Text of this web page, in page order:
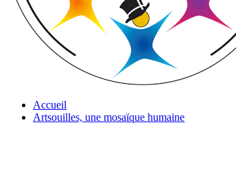
Accueil
Artsouilles, une mosaïque humaine